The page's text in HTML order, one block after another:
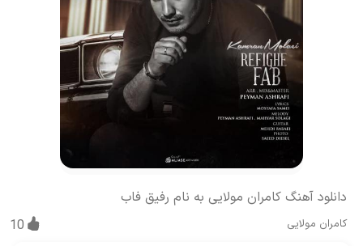
دانلود آهنگ کامران مولایی به نام رفیق فاب
کامران مولایی 10